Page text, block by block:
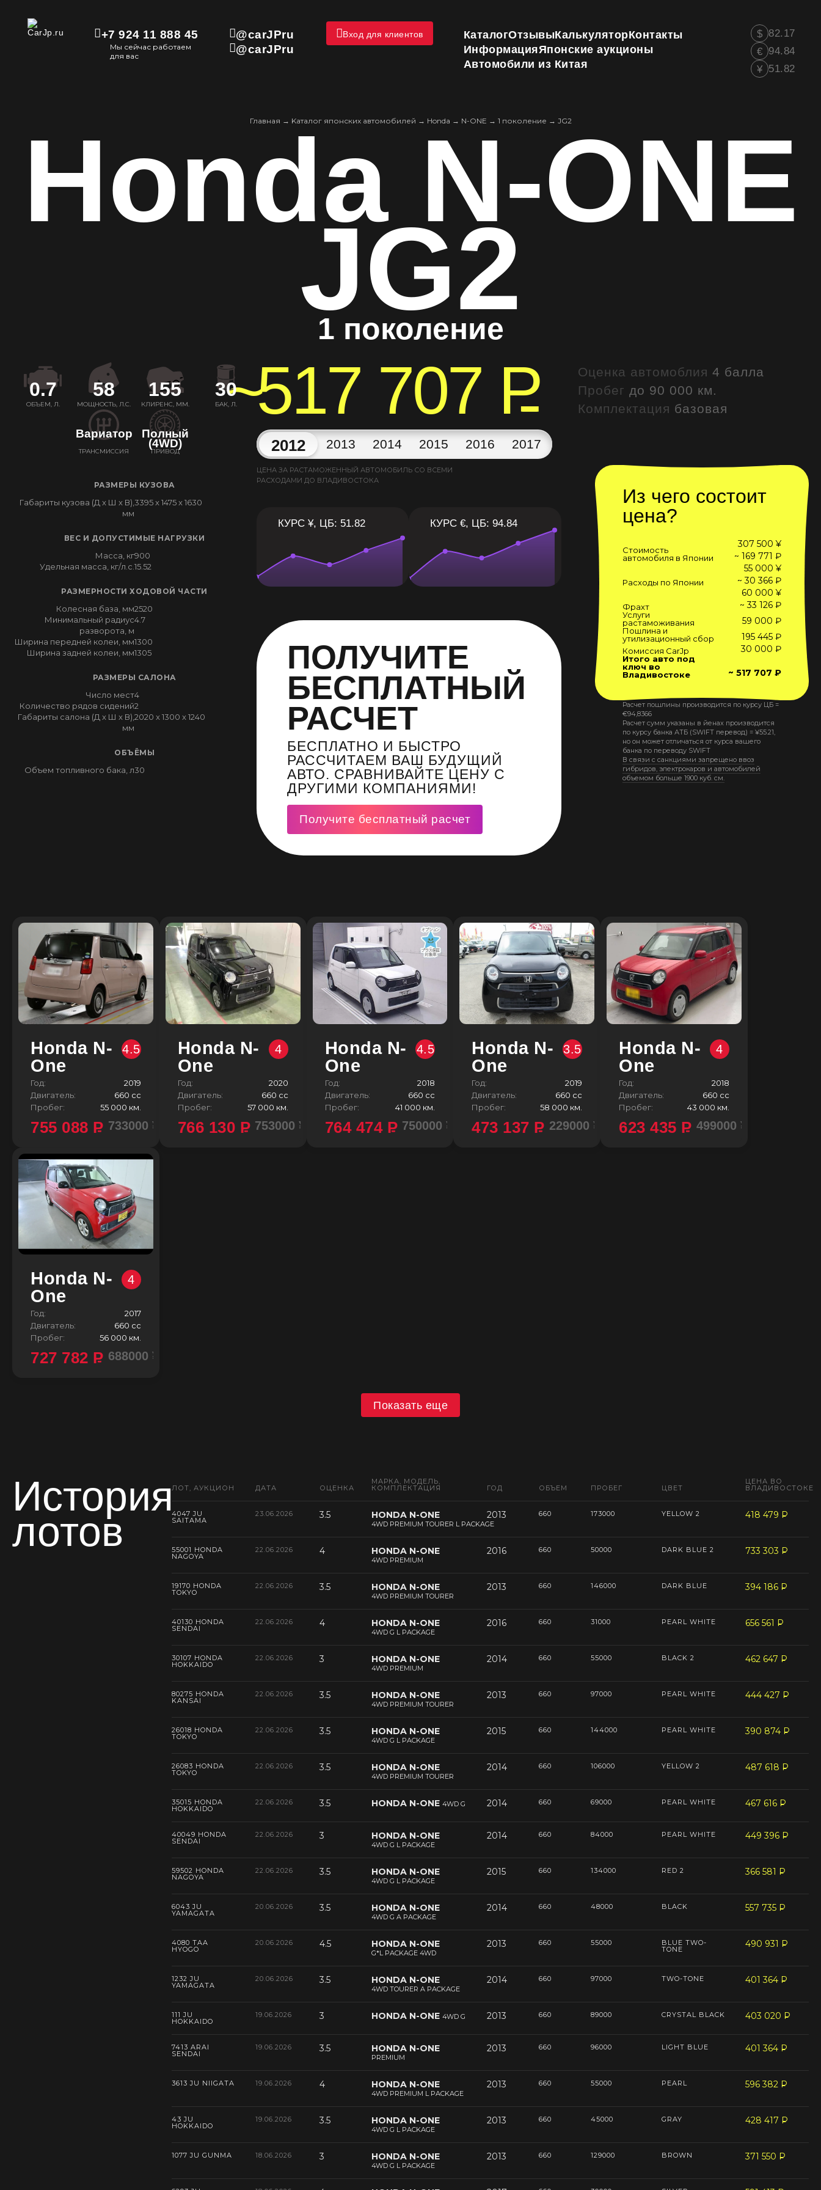
+7 924 11 888 45
Мы сейчас работаем
для вас
@carJPru
@carJPru
Вход для клиентов КаталогОтзывыКалькуляторКонтакты
ИнформацияЯпонские аукционы
Автомобили из Китая
$ 82.17
€ 94.84
¥ 51.82
Главная → Kаталог японских автомобилей → Honda → N-ONE → 1 поколение → JG2
Honda N-ONE
JG2
1 поколение
ОБЪЕМ, Л.
0.7
МОЩНОСТЬ, Л.С.
58
КЛИРЕНС, ММ.
155
БАК, Л.
30
ТРАНСМИССИЯ
Вариатор
ПРИВОД
Полный
(4WD)
РАЗМЕРЫ КУЗОВА
Габариты кузова (Д x Ш x В),
мм
3395 x 1475 x 1630
ВЕС И ДОПУСТИМЫЕ НАГРУЗКИ
Масса, кг900
Удельная масса, кг/л.с. 15.52
РАЗМЕРНОСТИ ХОДОВОЙ ЧАСТИ
Колесная база, мм2520
Минимальный радиус
разворота, м
4.7
Ширина передней колеи, мм1300
Ширина задней колеи, мм1305
РАЗМЕРЫ САЛОНА
Число мест4
Количество рядов сидений2
Габариты салона (Д x Ш x В),
мм
2020 x 1300 x 1240
ОБЪЁМЫ
Объем топливного бака, л30
~517 707 P Оценка автомоблия 4 балла
Пробег до 90 000 км.
Комплектация базовая
2012 2013 2014 2015 2016 2017
ЦЕНА ЗА РАСТАМОЖЕННЫЙ АВТОМОБИЛЬ СО ВСЕМИ
РАСХОДАМИ ДО ВЛАДИВОСТОКА
КУРС ¥, ЦБ: 51.82 КУРС €, ЦБ: 94.84
ПОЛУЧИТЕ
БЕСПЛАТНЫЙ
РАСЧЕТ
БЕСПЛАТНО И БЫСТРО
РАССЧИТАЕМ ВАШ БУДУЩИЙ
АВТО. СРАВНИВАЙТЕ ЦЕНУ С
ДРУГИМИ КОМПАНИЯМИ!
Получите бесплатный расчет
Из чего состоит
цена?
Стоимость
автомобиля в Японии
307 500 ¥
~ 169 771 ₽
Расходы по Японии
55 000 ¥
~ 30 366 ₽
Фрахт
60 000 ¥
~ 33 126 ₽
Услуги
растаможивания
59 000 ₽
Пошлина и
утилизационный сбор
195 445 ₽
Комиссия CarJp 30 000 ₽
Итого авто под
ключ во
Владивостоке
~ 517 707 ₽
Расчет пошлины производится по курсу ЦБ =
€94,8366
Расчет сумм указаны в йенах производится
по курсу банка АТБ (SWIFT перевод) = ¥55.21,
но он может отличаться от курса вашего
банка по переводу SWIFT
В связи с санкциями запрещено ввоз
гибридов, электрокаров и автомобилей
объемом больше 1900 куб. см.
Honda N-
One
4.5
Год:
2019
Двигатель:
660 сс
Пробег:
55 000 км.
755 088 P 733000 ¥
Honda N-
One
4
Год:
2020
Двигатель:
660 сс
Пробег:
57 000 км.
766 130 P 753000 ¥
Honda N-
One
4.5
Год:
2018
Двигатель:
660 сс
Пробег:
41 000 км.
764 474 P 750000 ¥
Honda N-
One
3.5
Год:
2019
Двигатель:
660 сс
Пробег:
58 000 км.
473 137 P 229000 ¥
Honda N-
One
4
Год:
2018
Двигатель:
660 сс
Пробег:
43 000 км.
623 435 P 499000 ¥
Honda N-
One
4
Год:
2017
Двигатель:
660 сс
Пробег:
56 000 км.
727 782 P 688000 ¥
Показать еще
История
лотов
ЛОТ, АУКЦИОН ДАТА ОЦЕНКА
МАРКА, МОДЕЛЬ,
КОМПЛЕКТАЦИЯ ГОД ОБЪЕМ ПРОБЕГ ЦВЕТ
ЦЕНА ВО
ВЛАДИВОСТОКЕ
4047 JU
SAITAMA
23.06.2026 3.5 HONDA N-ONE
4WD PREMIUM TOURER L PACKAGE
2013 660 173000 YELLOW 2 418 479 P
--
55001 HONDA
NAGOYA
22.06.2026 4 HONDA N-ONE
4WD PREMIUM
2016 660 50000 DARK BLUE 2 733 303 P
--
19170 HONDA
TOKYO
22.06.2026 3.5 HONDA N-ONE
4WD PREMIUM TOURER
2013 660 146000 DARK BLUE 394 186 P
--
40130 HONDA
SENDAI
22.06.2026 4 HONDA N-ONE
4WD G L PACKAGE
2016 660 31000 PEARL WHITE 656 561 P
--
30107 HONDA
HOKKAIDO
22.06.2026 3 HONDA N-ONE
4WD PREMIUM
2014 660 55000 BLACK 2 462 647 P
--
80275 HONDA
KANSAI
22.06.2026 3.5 HONDA N-ONE
4WD PREMIUM TOURER
2013 660 97000 PEARL WHITE 444 427 P
--
26018 HONDA
TOKYO
22.06.2026 3.5 HONDA N-ONE
4WD G L PACKAGE
2015 660 144000 PEARL WHITE 390 874 P
--
26083 HONDA
TOKYO
22.06.2026 3.5 HONDA N-ONE
4WD PREMIUM TOURER
2014 660 106000 YELLOW 2 487 618 P
--
35015 HONDA
HOKKAIDO
22.06.2026 3.5 HONDA N-ONE4WD G 2014 660 69000 PEARL WHITE 467 616 P
--
40049 HONDA
SENDAI
22.06.2026 3 HONDA N-ONE
4WD G L PACKAGE
2014 660 84000 PEARL WHITE 449 396 P
--
59502 HONDA
NAGOYA
22.06.2026 3.5 HONDA N-ONE
4WD G L PACKAGE
2015 660 134000 RED 2 366 581 P
--
6043 JU
YAMAGATA
20.06.2026 3.5 HONDA N-ONE
4WD G A PACKAGE
2014 660 48000 BLACK 557 735 P
--
4080 TAA
HYOGO
20.06.2026 4.5 HONDA N-ONE
G*L PACKAGE 4WD
2013 660 55000 BLUE TWO-
TONE 490 931 P
--
1232 JU
YAMAGATA
20.06.2026 3.5 HONDA N-ONE
4WD TOURER A PACKAGE
2014 660 97000 TWO-TONE 401 364 P
--
111 JU
HOKKAIDO
19.06.2026 3 HONDA N-ONE4WD G 2013 660 89000 CRYSTAL BLACK 403 020 P
--
7413 ARAI
SENDAI
19.06.2026 3.5 HONDA N-ONE
PREMIUM
2013 660 96000 LIGHT BLUE 401 364 P
--
3613 JU NIIGATA 19.06.2026 4 HONDA N-ONE
4WD PREMIUM L PACKAGE
2013 660 55000 PEARL 596 382 P
--
43 JU
HOKKAIDO
19.06.2026 3.5 HONDA N-ONE
4WD G L PACKAGE
2013 660 45000 GRAY 428 417 P
--
1077 JU GUNMA 18.06.2026 3 HONDA N-ONE
4WD G L PACKAGE
2013 660 129000 BROWN 371 550 P
--